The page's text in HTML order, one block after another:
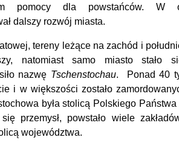
pomocy dla powstańców. W
dalszy rozwój miasta.
tereny leżące na zachód i
natomiast samo miasto stało
nazwę Tschenstochau. Ponad 40
i w większości zostało
była stolicą Polskiego
przemysł, powstało wiele
województwa.